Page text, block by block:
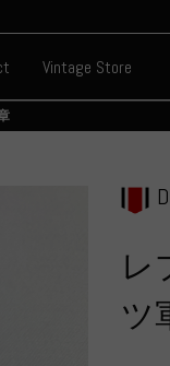
Vintage Store
レ
ツ